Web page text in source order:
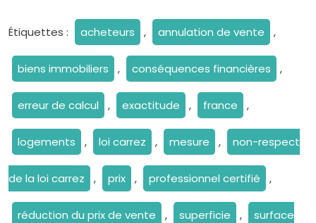
Étiquettes : acheteurs , annulation de vente ,
biens immobiliers , conséquences financières ,
erreur de calcul , exactitude , france ,
logements , loi carrez , mesure , non-respect
de la loi carrez , prix , professionnel certifié ,
réduction du prix de vente , superficie , surface